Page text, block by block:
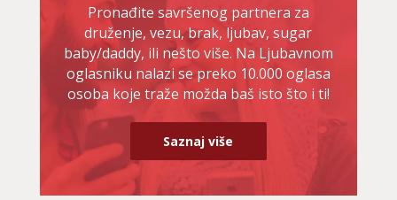
Pronađite savršenog partnera za
druženje, vezu, brak, ljubav, sugar
baby/daddy, ili nešto više. Na Ljubavnom
oglasniku nalazi se preko 10.000 oglasa
osoba koje traže možda baš isto što i ti!
Saznaj više